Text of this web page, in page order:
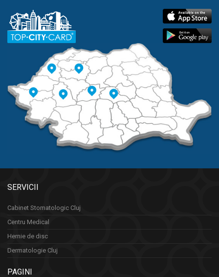
SERVICII
Cabinet Stomatologic Cluj
Centru Medical
Hernie de disc
Dermatologie Cluj
PAGINI